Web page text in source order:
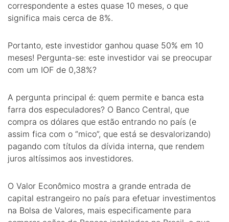
correspondente a estes quase 10 meses, o que
significa mais cerca de 8%.
Portanto, este investidor ganhou quase 50% em 10
meses! Pergunta-se: este investidor vai se preocupar
com um IOF de 0,38%?
A pergunta principal é: quem permite e banca esta
farra dos especuladores? O Banco Central, que
compra os dólares que estão entrando no país (e
assim fica com o “mico”, que está se desvalorizando)
pagando com títulos da dívida interna, que rendem
juros altíssimos aos investidores.
O Valor Econômico mostra a grande entrada de
capital estrangeiro no país para efetuar investimentos
na Bolsa de Valores, mais especificamente para